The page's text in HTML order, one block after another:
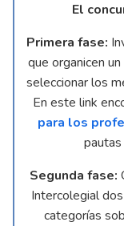
El
Primera fase:
que organicen
seleccionar los
En este link
para los
Segunda fase:
Intercolegial
categorías